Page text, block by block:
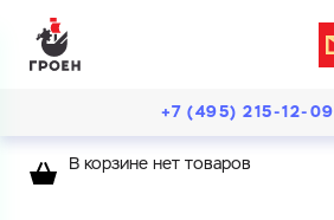
+7 (495) 215-12-09
В корзине нет товаров